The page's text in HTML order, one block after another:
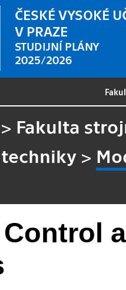
ČESKÉ VYSOKÉ
V PRAZE
STUDIJNÍ PLÁNY
2025/2026
> Fakulta
>